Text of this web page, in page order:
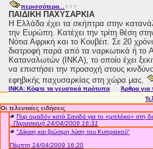
περισσότερα...
ΠΑΙΔΙΚΗ ΠΑΧΥΣΑΡΚΙΑ
H Ελλάδα έχει τα σκήπτρα στην
την Ευρώπη. Kατέχει την τρίτη θέση
Νότια Αφρική και το Κουβέιτ. Σε 20
διατροφή παρά από τα ναρκωτικά ή το
Καταναλωτών (ΙΝΚΑ), το οποίο έχει
να επιστήσει την προσοχή στους
εφηβικής παχυσαρκίας στη χώρα μας.
ΙΝΚΑ: Kόψτε τα γευστικά πρότυπα
Άρθρα για
Οι τελευταίες ειδήσεις
Πυρ ομαδόν κατά Σανιδά για το «μπλόκο» στη
, Παρασκευή 24/04/2009 16:31
"Δίκαιη και βιώσιμη λύση του Κυπριακού"
Πέμπτη 24/04/2009 16:20